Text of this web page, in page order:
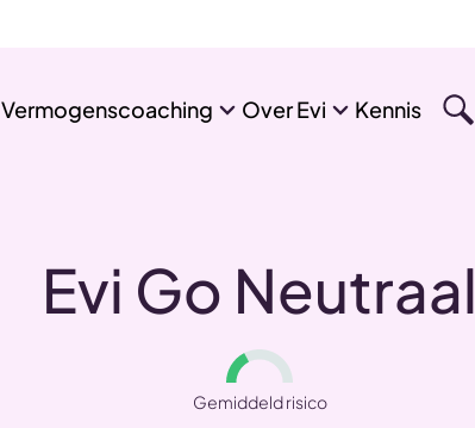
Vermogenscoaching Over Evi Kennis
Evi Go Neutraal
Gemiddeld risico